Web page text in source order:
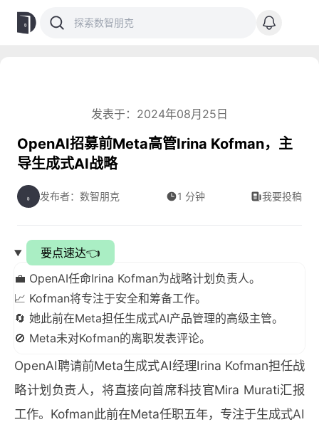
发表于：2024年08月25日
OpenAI招募前Meta高管Irina Kofman，主
导生成式AI战略
发布者：数智朋克 1 分钟 我要投稿
要点速达👈
💼 OpenAI任命Irina Kofman为战略计划负责人。
📈 Kofman将专注于安全和筹备工作。
🔄 她此前在Meta担任生成式AI产品管理的高级主管。
🚫 Meta未对Kofman的离职发表评论。
OpenAI聘请前Meta生成式AI经理Irina Kofman担任战
略计划负责人，将直接向首席科技官Mira Murati汇报
工作。Kofman此前在Meta任职五年，专注于生成式AI